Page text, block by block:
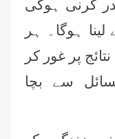
کرنی ہوگی
ہوگا۔ ہر
پر غور کر
سے بچا